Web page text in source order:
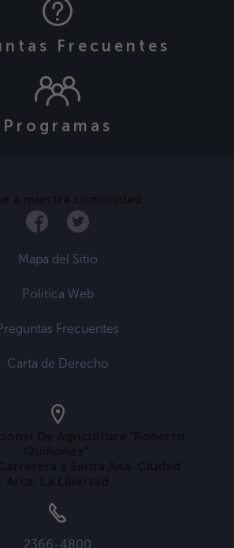
Frecuentes
Programas
Mapa del Sitio
Politica Web
Frecuentes
Carta de Derecho
2366-4800